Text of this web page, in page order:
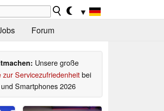
▼
Forum
Unsere große
zur Servicezufriedenheitbei
Smartphones 2026